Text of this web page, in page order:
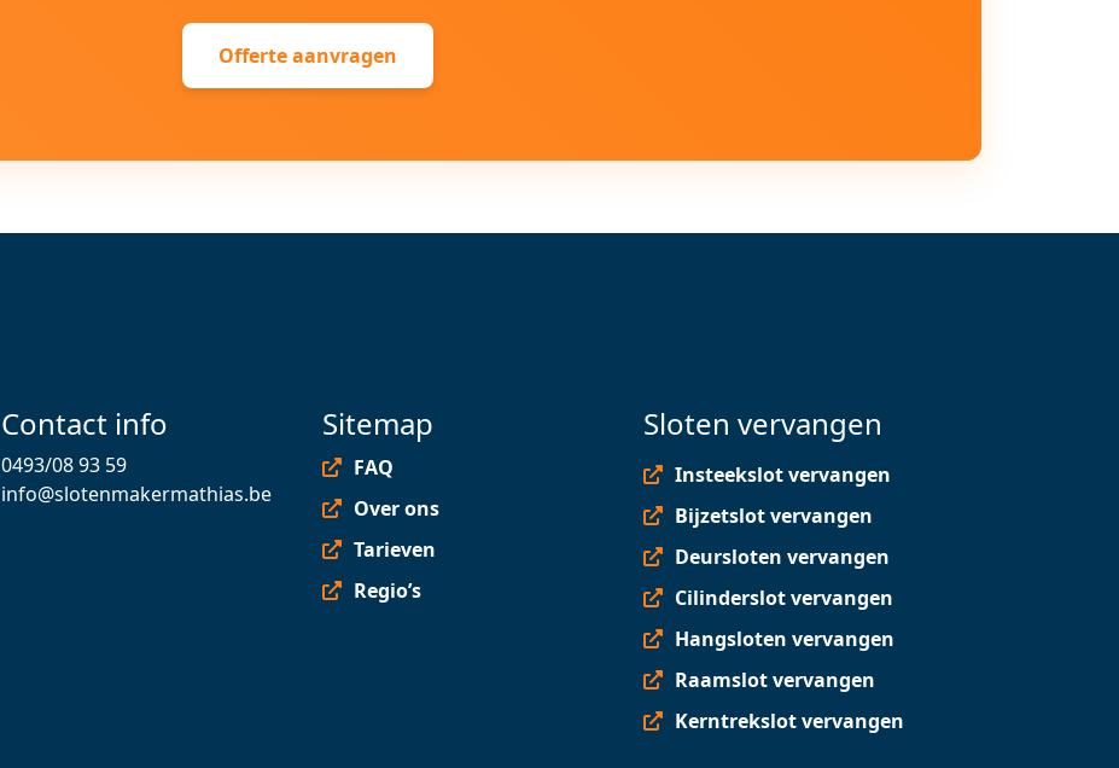
Offerte aanvragen
Contact info
0493/08 93 59
info@slotenmakermathias.be
Sitemap
FAQ
Over ons
Tarieven
Regio’s
Sloten vervangen
Insteekslot vervangen
Bijzetslot vervangen
Deursloten vervangen
Cilinderslot vervangen
Hangsloten vervangen
Raamslot vervangen
Kerntrekslot vervangen